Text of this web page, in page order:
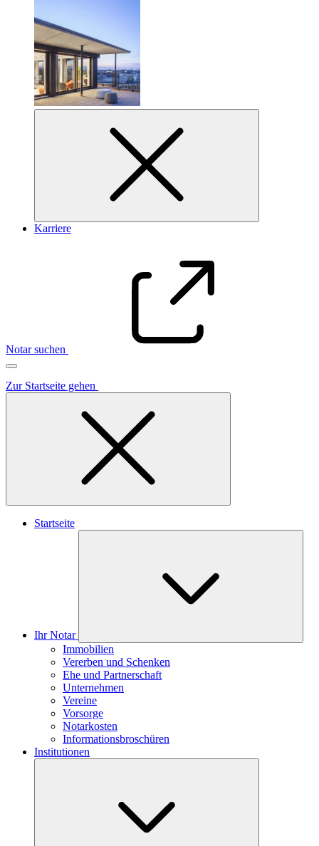
Karriere
Notar suchen
Zur Startseite gehen
Startseite
Ihr Notar
Immobilien
Vererben und Schenken
Ehe und Partnerschaft
Unternehmen
Vereine
Vorsorge
Notarkosten
Informationsbroschüren
Institutionen